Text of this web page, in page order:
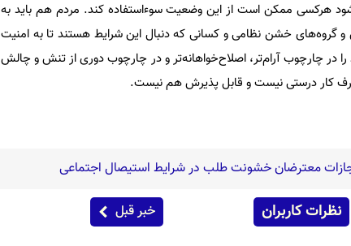
هرکسی ممکن است از این وضعیت سوءاستفاده کند. مردم هم باید به
خشن نظامی و کسانی که دنبال این شرایط هستند تا به امنیت
در چارچوب آرام‌تر، اصلاح‌خواهانه‌تر و در چارچوب دوری از تنش و چالش
کار درستی نیست و قابل پذیرش هم نیست.
معترضان خشونت طلب در شرایط استیصال اجتماعی
نظرات کاربران خبر قبل